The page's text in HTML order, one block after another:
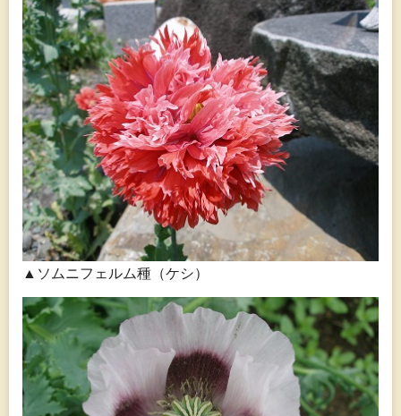
▲ソムニフェルム種（ケシ）